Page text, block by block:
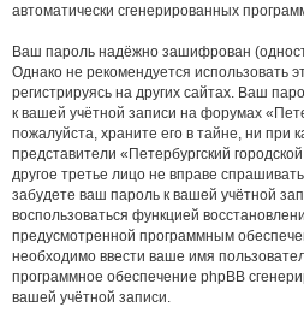
автоматически сгенерированных
Ваш пароль надёжно зашифрован
Однако не рекомендуется использовать
регистрируясь на других сайтах. Ваш
к вашей учётной записи на форумах
пожалуйста, храните его в тайне, ни при
представители «Петербургский
другое третье лицо не вправе
забудете ваш пароль к вашей учётной
воспользоваться функцией
предусмотренной программным
необходимо ввести ваше имя
программное обеспечение phpBB
вашей учётной записи.